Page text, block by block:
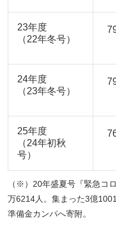
23年度
（22年冬号）
24年度
（23年冬号）
25年度
（24年初秋
号）
（※）20年盛夏号『緊急コ
万6214人。集まった3億
準備金カンパへ寄附。